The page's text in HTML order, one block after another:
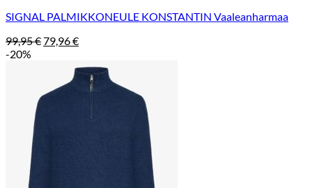
SIGNAL PALMIKKONEULE KONSTANTIN Vaaleanharmaa
99,95€Alkuperäinen
99,95 €.
79,96€Nykyinen
on:
79,96 €.
-20%